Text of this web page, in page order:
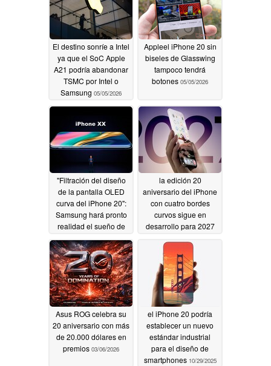
El destino sonríe a Intel
ya que el SoC Apple
A21 podría abandonar
TSMC por Intel o
Samsung 05/05/2026
Appleel iPhone 20 sin
biseles de Glasswing
tampoco tendrá
botones 05/05/2026
"Filtración del diseño
de la pantalla OLED
curva del iPhone 20":
Samsung hará pronto
realidad el sueño de
04/25/2026
la edición 20
aniversario del iPhone
con cuatro bordes
curvos sigue en
desarrollo para 2027
Asus ROG celebra su
20 aniversario con más
de 20.000 dólares en
premios 03/06/2026
el iPhone 20 podría
establecer un nuevo
estándar industrial
para el diseño de
smartphones 10/29/2025